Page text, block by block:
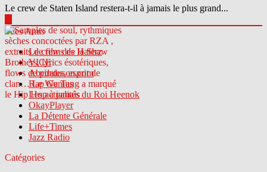
Le crew de Staten Island restera-t-il à jamais le plus grand...
Sites Amis
Le crew des Haterz
VICE
Abcdrduson.com
Rap Genius
Les actualités du Roi Heenok
OkayPlayer
La Détente Générale
Life+Times
Jazz Radio
Catégories